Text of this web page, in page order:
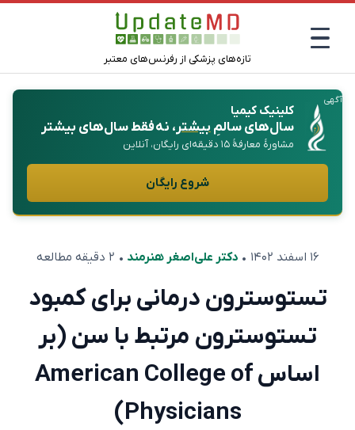
تازه‌های پزشکی از رفرنس‌های معتبر
آگهی
کلینیک کیمیا
سال‌های سالمِبیشتر، نه فقط سال‌های بیشتر
مشاورهٔ معارفهٔ ۱۵ دقیقه‌ای رایگان، آنلاین
شروع رایگان
۱۶ اسفند ۱۴۰۲ •دکتر علی‌اصغر هنرمند • ۲ دقیقه مطالعه
تستوسترون درمانی برای کمبود
تستوسترون مرتبط با سن (بر
اساس American College of
Physicians)